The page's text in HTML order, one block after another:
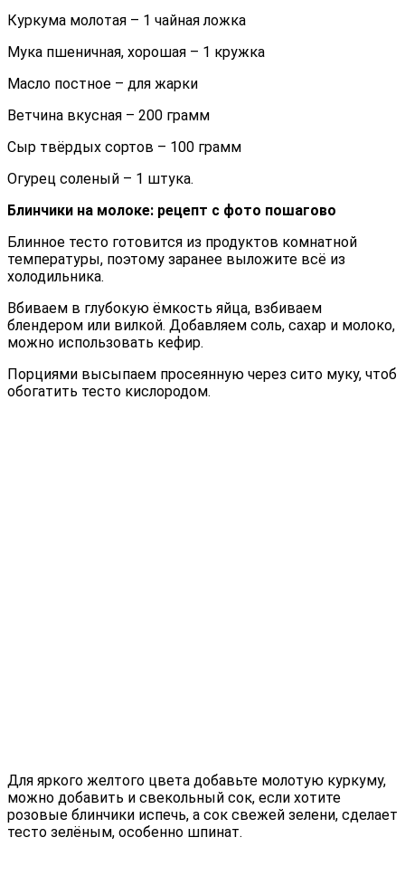
Куркума молотая – 1 чайная ложка
Мука пшеничная, хорошая – 1 кружка
Масло постное – для жарки
Ветчина вкусная – 200 грамм
Сыр твёрдых сортов – 100 грамм
Огурец соленый – 1 штука.
Блинчики на молоке: рецепт с фото пошагово
Блинное тесто готовится из продуктов комнатной
температуры, поэтому заранее выложите всё из
холодильника.
Вбиваем в глубокую ёмкость яйца, взбиваем
блендером или вилкой. Добавляем соль, сахар и молоко,
можно использовать кефир.
Порциями высыпаем просеянную через сито муку, чтоб
обогатить тесто кислородом.
Для яркого желтого цвета добавьте молотую куркуму,
можно добавить и свекольный сок, если хотите
розовые блинчики испечь, а сок свежей зелени, сделает
тесто зелёным, особенно шпинат.